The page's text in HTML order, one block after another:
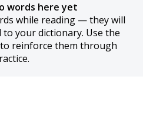
words here yet
while reading — they will
to your dictionary. Use the
reinforce them through